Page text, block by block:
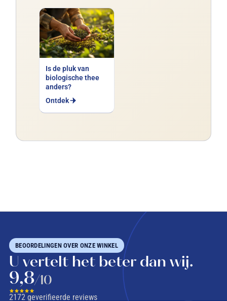
Is de pluk van
biologische thee
anders?
Ontdek
BEOORDELINGEN OVER ONZE WINKEL
U vertelt het beter dan wij.
9,8/10
2172geverifieerde reviews